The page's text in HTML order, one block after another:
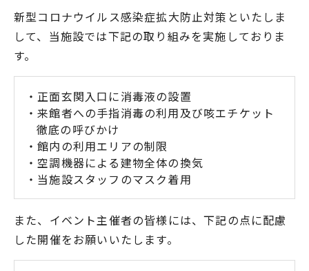
新型コロナウイルス感染症拡大防止対策といたしま
して、当施設では下記の取り組みを実施しておりま
す。
・正面玄関入口に消毒液の設置
・来館者への手指消毒の利用及び咳エチケット
徹底の呼びかけ
・館内の利用エリアの制限
・空調機器による建物全体の換気
・当施設スタッフのマスク着用
また、イベント主催者の皆様には、下記の点に配慮
した開催をお願いいたします。